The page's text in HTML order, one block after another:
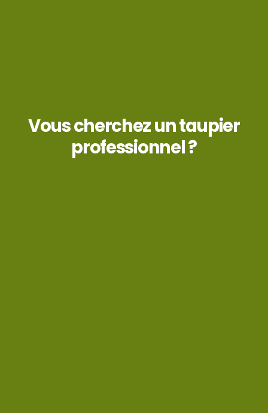
Vous cherchez un taupier
professionnel ?